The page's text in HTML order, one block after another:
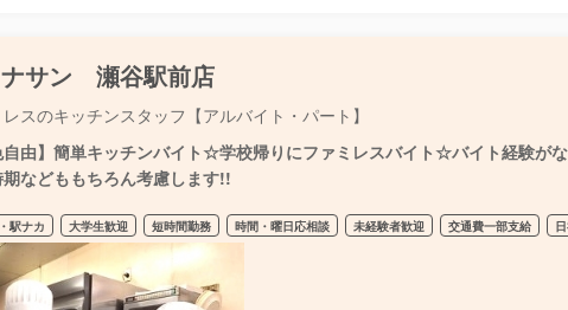
サン 瀬谷駅前店
スのキッチンスタッフ【アルバイト・パート】
自由】簡単キッチンバイト☆学校帰りにファミレスバイト☆バイト経験が
などももちろん考慮します!!
駅ナカ 大学生歓迎 短時間勤務 時間・曜日応相談 未経験者歓迎 交通費一部支給